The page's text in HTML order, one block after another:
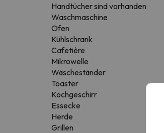
Handtücher sind vorhanden
Waschmaschine
Ofen
Kühlschrank
Cafetière
Mikrowelle
Wäscheständer
Toaster
Kochgeschirr
Essecke
Herde
Grillen